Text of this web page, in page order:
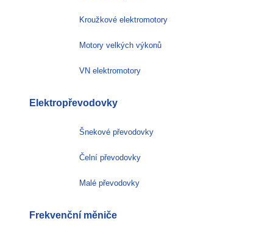
Kroužkové elektromotory
Motory velkých výkonů
VN elektromotory
Elektropřevodovky
Šnekové převodovky
Čelní převodovky
Malé převodovky
Frekvenční měniče